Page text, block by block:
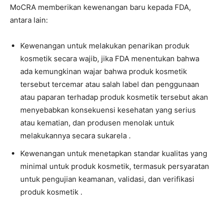
MoCRA memberikan kewenangan baru kepada FDA,
antara lain:
Kewenangan untuk melakukan penarikan produk
kosmetik secara wajib, jika FDA menentukan bahwa
ada kemungkinan wajar bahwa produk kosmetik
tersebut tercemar atau salah label dan penggunaan
atau paparan terhadap produk kosmetik tersebut akan
menyebabkan konsekuensi kesehatan yang serius
atau kematian, dan produsen menolak untuk
melakukannya secara sukarela .
Kewenangan untuk menetapkan standar kualitas yang
minimal untuk produk kosmetik, termasuk persyaratan
untuk pengujian keamanan, validasi, dan verifikasi
produk kosmetik .